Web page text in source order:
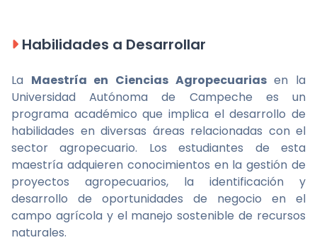
Habilidades a Desarrollar
La Maestría en Ciencias Agropecuariasen la
Universidad Autónoma de Campeche es un
programa académico que implica el desarrollo de
habilidades en diversas áreas relacionadas con el
sector agropecuario. Los estudiantes de esta
maestría adquieren conocimientos en la gestión de
proyectos agropecuarios, la identificación y
desarrollo de oportunidades de negocio en el
campo agrícola y el manejo sostenible de recursos
naturales.